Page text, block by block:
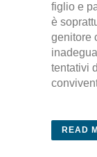
figlio e
è
genitore
tentativi
READ